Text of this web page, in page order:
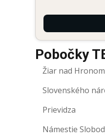
Pobočky
Žiar nad Hronom
Slovenského
Prievidza
Námestie